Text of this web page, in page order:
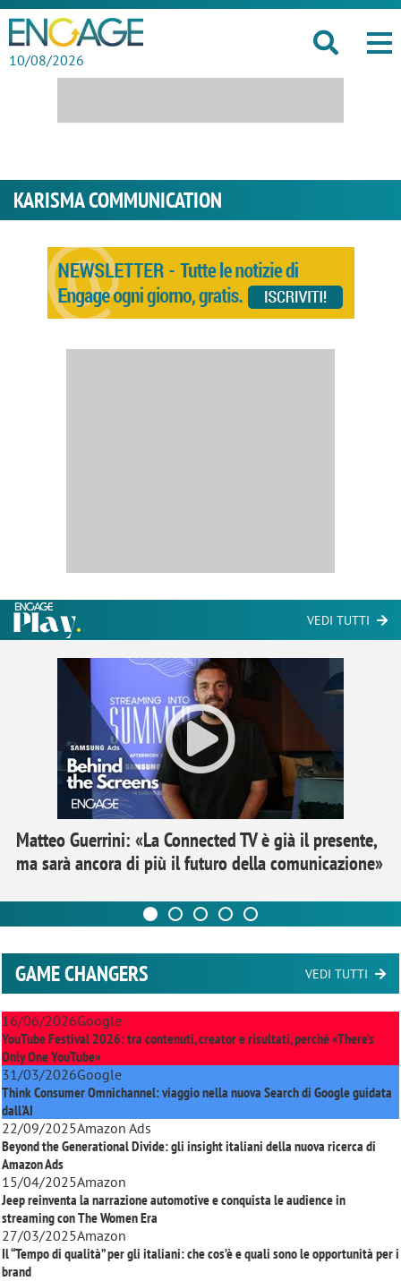
10/08/2026
KARISMA COMMUNICATION
VEDI TUTTI
Matteo Guerrini: «La Connected TV è già il presente,
ma sarà ancora di più il futuro della comunicazione»
GAME CHANGERS VEDI TUTTI
16/06/2026Google
YouTube Festival 2026: tra contenuti, creator e risultati, perché «There’s
Only One YouTube»
31/03/2026Google
Think Consumer Omnichannel: viaggio nella nuova Search di Google guidata
dall'AI
22/09/2025Amazon Ads
Beyond the Generational Divide: gli insight italiani della nuova ricerca di
Amazon Ads
15/04/2025Amazon
Jeep reinventa la narrazione automotive e conquista le audience in
streaming conThe Women Era
27/03/2025Amazon
Il “Tempo di qualità” per gli italiani: che cos’è e quali sono le opportunità per i
brand